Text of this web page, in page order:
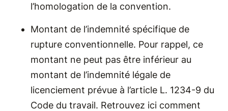
l’homologation de la convention.
Montant de l’indemnité spécifique de
rupture conventionnelle. Pour rappel, ce
montant ne peut pas être inférieur au
montant de l’indemnité légale de
licenciement prévue à l’article L. 1234-9 du
Code du travail. Retrouvez ici comment